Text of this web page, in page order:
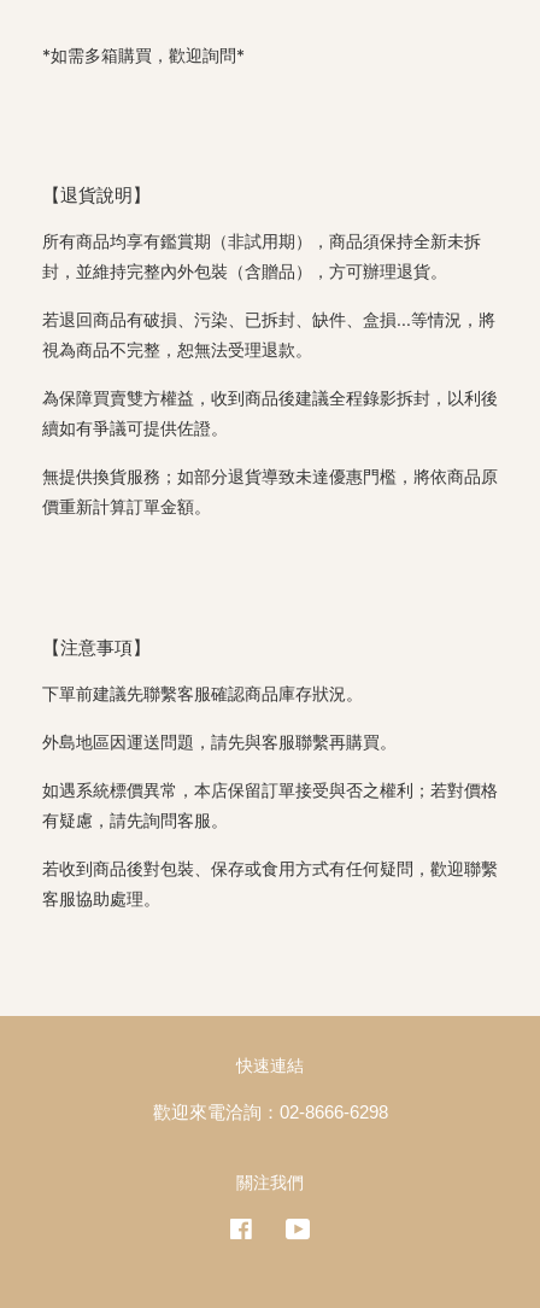
*如需多箱購買，歡迎詢問*
【退貨說明】
所有商品均享有鑑賞期（非試用期），商品須保持全新未拆
封，並維持完整內外包裝（含贈品），方可辦理退貨。
若退回商品有破損、污染、已拆封、缺件、盒損...等情況，將
視為商品不完整，恕無法受理退款。
為保障買賣雙方權益，收到商品後建議全程錄影拆封，以利後
續如有爭議可提供佐證。
無提供換貨服務；如部分退貨導致未達優惠門檻，將依商品原
價重新計算訂單金額。
【注意事項】
下單前建議先聯繫客服確認商品庫存狀況。
外島地區因運送問題，請先與客服聯繫再購買。
如遇系統標價異常，本店保留訂單接受與否之權利；若對價格
有疑慮，請先詢問客服。
若收到商品後對包裝、保存或食用方式有任何疑問，歡迎聯繫
客服協助處理。
快速連結
歡迎來電洽詢：02-8666-6298
關注我們
Facebook